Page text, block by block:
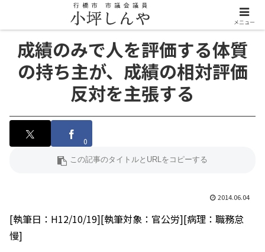
成績のみで人を評価する体質
の持ち主が、成績の相対評価
反対を主張する
0
2014.06.04
[執筆日：H12/10/19][執筆対象：官公労][病理：職務怠
慢]
メニュー